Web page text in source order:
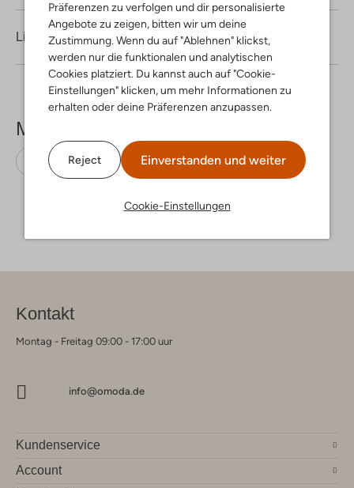
Präferenzen zu verfolgen und dir personalisierte
Angebote zu zeigen, bitten wir um deine
Zustimmung. Wenn du auf "Ablehnen" klickst,
werden nur die funktionalen und analytischen
Cookies platziert. Du kannst auch auf "Cookie-
Einstellungen" klicken, um mehr Informationen zu
erhalten oder deine Präferenzen anzupassen.
Reject Einverstanden und weiter
Cookie-Einstellungen
Lieferung & Rückgabe
Mehr sehen
Cowboystiefel Apples & Pears Leder
Kontakt
Montag - Freitag 09:00 - 17:00 uur
info@omoda.de
Kundenservice
Account